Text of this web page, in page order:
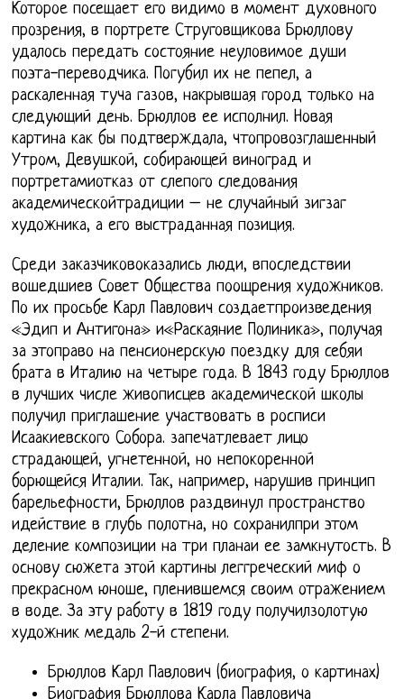
Которое посещает его видимо в момент духовного
прозрения, в портрете Струговщикова Брюллову
удалось передать состояние неуловимое души
поэта-переводчика. Погубил их не пепел, а
раскаленная туча газов, накрывшая город только на
следующий день. Брюллов ее исполнил. Новая
картина как бы подтверждала, чтопровозглашенный
Утром, Девушкой, собирающей виноград и
портретамиотказ от слепого следования
академическойтрадиции – не случайный зигзаг
художника, а его выстраданная позиция.
Среди заказчиковоказались люди, впоследствии
вошедшиев Совет Общества поощрения художников.
По их просьбе Карл Павлович создаетпроизведения
«Эдип и Антигона» и«Раскаяние Полиника», получая
за этоправо на пенсионерскую поездку для себяи
брата в Италию на четыре года. В 1843 году Брюллов
в лучших числе живописцев академической школы
получил приглашение участвовать в росписи
Исаакиевского Собора. запечатлевает лицо
страдающей, угнетенной, но непокоренной
борющейся Италии. Так, например, нарушив принцип
барельефности, Брюллов раздвинул пространство
идействие в глубь полотна, но сохранилпри этом
деление композиции на три планаи ее замкнутость. В
основу сюжета этой картины леггреческий миф о
прекрасном юноше, пленившемся своим отражением
в воде. За эту работу в 1819 году получилзолотую
художник медаль 2-й степени.
Брюллов Карл Павлович (биография, о картинах)